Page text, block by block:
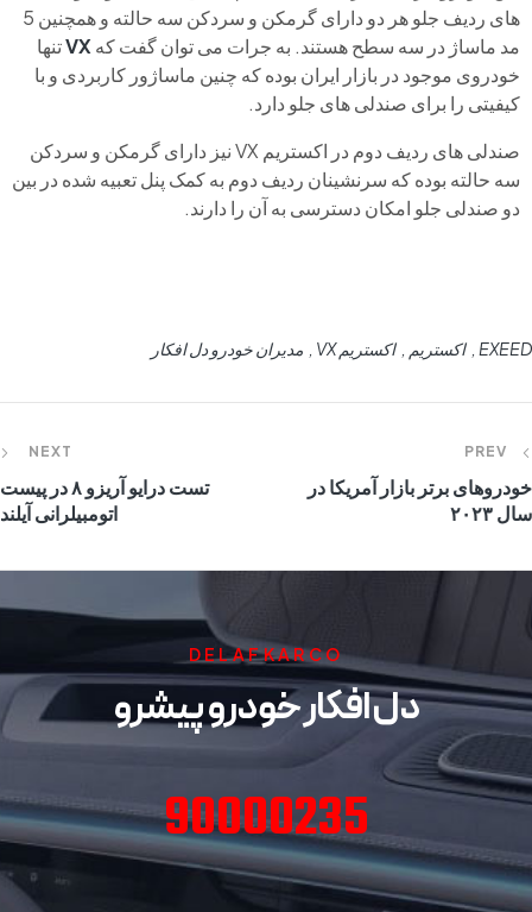
های ردیف جلو هر دو دارای گرمکن و سردکن سه حالته و همچنین 5
مد ماساژ در سه سطح هستند. به جرات می توان گفت که VXتنها
خودروی موجود در بازار ایران بوده که چنین ماساژور کاربردی و با
کیفیتی را برای صندلی های جلو دارد.
صندلی های ردیف دوم در اکستریم VX نیز دارای گرمکن و سردکن
سه حالته بوده که سرنشینان ردیف دوم به کمک پنل تعبیه شده در بین
دو صندلی جلو امکان دسترسی به آن را دارند.
EXEED اکستریم اکستریم VX مدیران خودرو دل افکار
PREV
خودروهای برتر بازار آمریکا در
سال ۲۰۲۳
NEXT
تست درایو آریزو ۸ در پیست
اتومبیلرانی آیلند
DELAFKARCO
دل افکار خودرو پیشرو
90000235